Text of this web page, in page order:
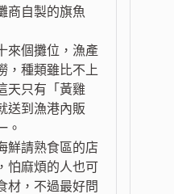
商自製的旗魚
來個攤位，漁產
，種類雖比不上
天只有「黃雞
送到漁港內販
。
鮮請熟食區的店
怕麻煩的人也可
材，不過最好問